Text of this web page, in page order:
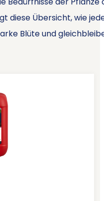
diese Übersicht, wie
Blüte und